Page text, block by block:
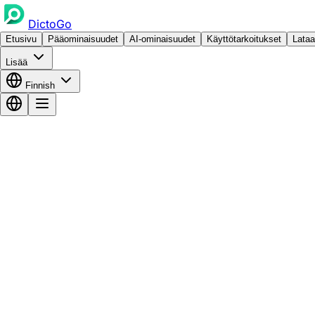
DictoGo
Etusivu Pääominaisuudet AI-ominaisuudet Käyttötarkoitukset Lataa
Lisää
Finnish